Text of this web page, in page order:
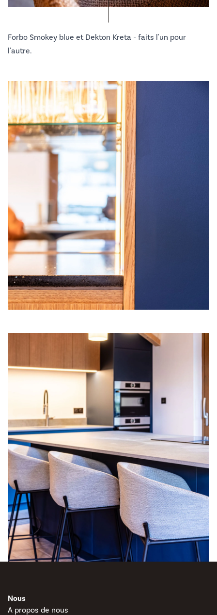
Forbo Smokey blue et Dekton Kreta - faits l'un pour
l'autre.
Nous
A propos de nous